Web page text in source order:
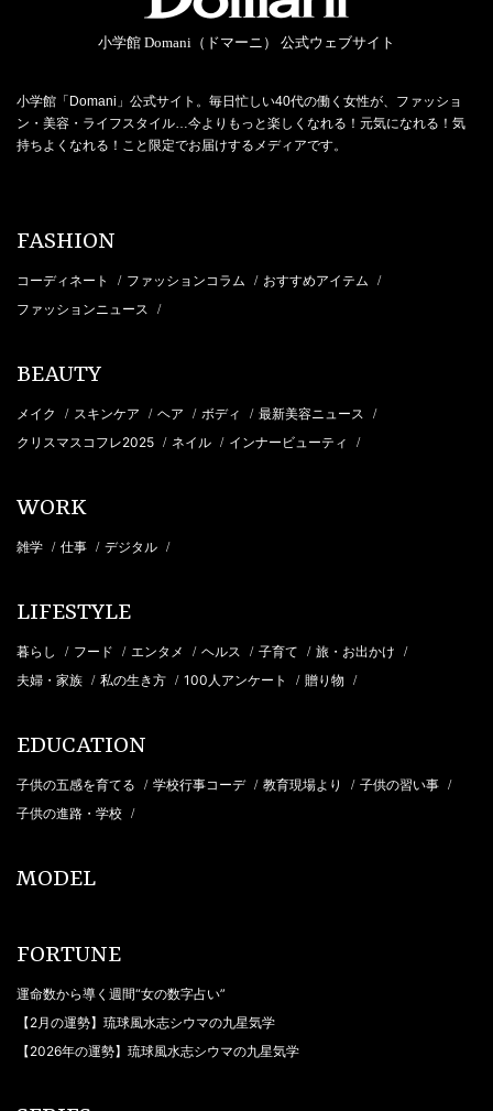
小学館 Domani（ドマーニ） 公式ウェブサイト
小学館「Domani」公式サイト。毎日忙しい40代の働く女性が、ファッショ
ン・美容・ライフスタイル…今よりもっと楽しくなれる！元気になれる！気
持ちよくなれる！こと限定でお届けするメディアです。
FASHION
コーディネート / ファッションコラム / おすすめアイテム /
ファッションニュース /
BEAUTY
メイク / スキンケア / ヘア / ボディ / 最新美容ニュース /
クリスマスコフレ2025 / ネイル / インナービューティ /
WORK
雑学 / 仕事 / デジタル /
LIFESTYLE
暮らし / フード / エンタメ / ヘルス / 子育て / 旅・お出かけ /
夫婦・家族 / 私の生き方 / 100人アンケート / 贈り物 /
EDUCATION
子供の五感を育てる / 学校行事コーデ / 教育現場より / 子供の習い事 /
子供の進路・学校 /
MODEL
FORTUNE
運命数から導く週間“女の数字占い”
【2月の運勢】琉球風水志シウマの九星気学
【2026年の運勢】琉球風水志シウマの九星気学